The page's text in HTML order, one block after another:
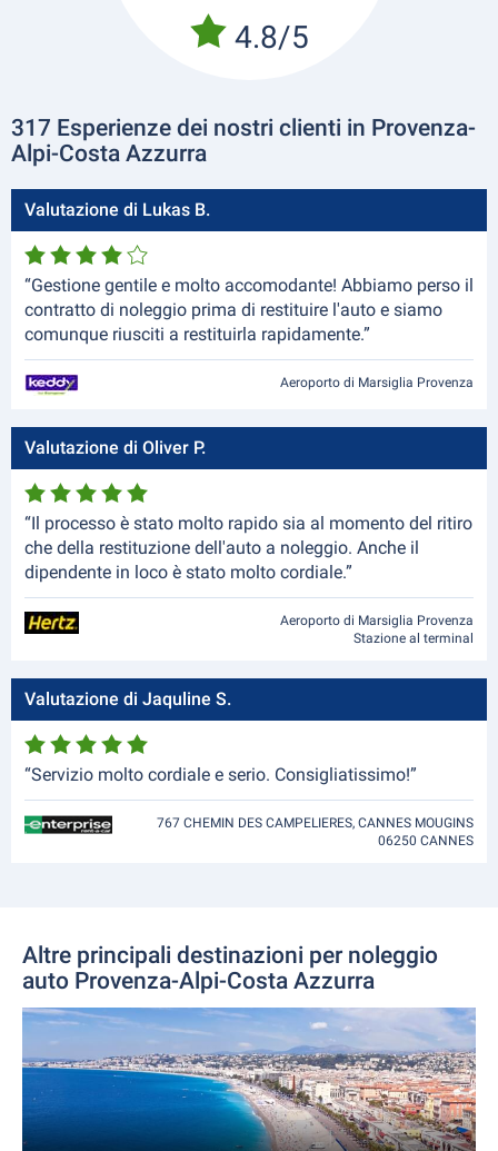
4.8/5
317 Esperienze dei nostri clienti in Provenza-
Alpi-Costa Azzurra
Valutazione di Lukas B.
“Gestione gentile e molto accomodante! Abbiamo perso il
contratto di noleggio prima di restituire l'auto e siamo
comunque riusciti a restituirla rapidamente.”
Aeroporto di Marsiglia Provenza
Valutazione di Oliver P.
“Il processo è stato molto rapido sia al momento del ritiro
che della restituzione dell'auto a noleggio. Anche il
dipendente in loco è stato molto cordiale.”
Aeroporto di Marsiglia Provenza
Stazione al terminal
Valutazione di Jaquline S.
“Servizio molto cordiale e serio. Consigliatissimo!”
767 CHEMIN DES CAMPELIERES, CANNES MOUGINS
06250 CANNES
Altre principali destinazioni per noleggio
auto Provenza-Alpi-Costa Azzurra